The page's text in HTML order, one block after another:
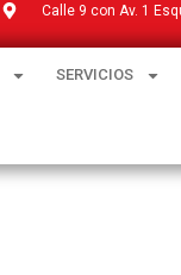
Calle 9 con Av. 1
SERVICIOS